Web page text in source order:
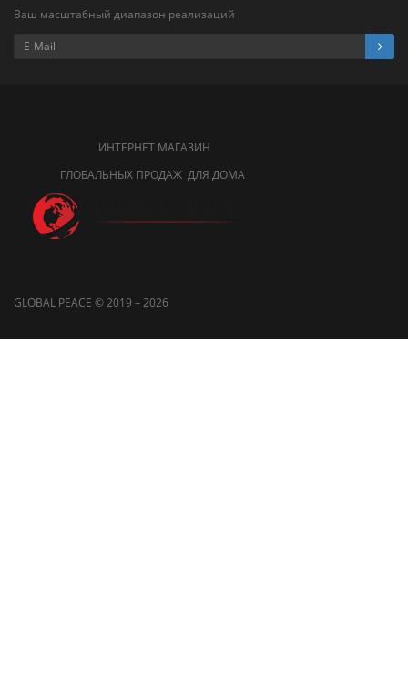
Ваш масштабный диапазон реализаций
ИНТЕРНЕТ МАГАЗИН
ГЛОБАЛЬНЫХ ПРОДАЖ ДЛЯ ДОМА
GLOBAL PEACE © 2019 – 2026